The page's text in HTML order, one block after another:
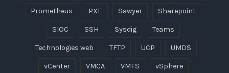
Prometheus PXE Sawyer Sharepoint
SIOC SSH Sysdig Teams
Technologies web TFTP UCP UMDS
vCenter VMCA VMFS vSphere